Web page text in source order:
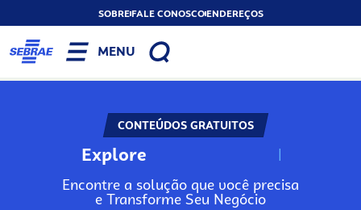
SOBREFALE CONOSCOENDEREÇOS
MENU
CONTEÚDOS GRATUITOS
Explore N
Encontre a solução que você precisa
e Transforme Seu Negócio